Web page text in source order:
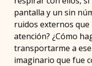
pantalla y un sin
ruidos externos que
atención? ¿Cómo
transportarme a
imaginario que fue